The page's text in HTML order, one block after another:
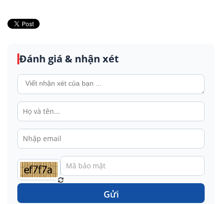
Đánh giá & nhận xét
Gửi